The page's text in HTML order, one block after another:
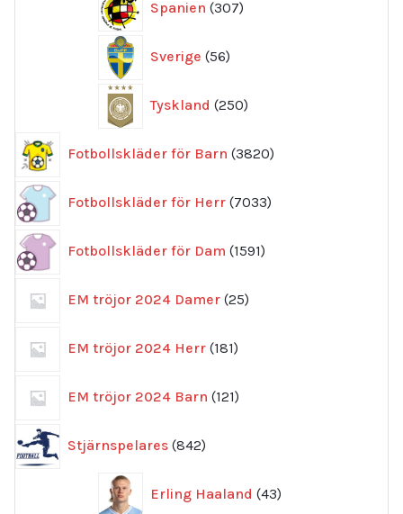
Spanien 307
produkter
Sverige 56
produkter
Tyskland 250
produkter
Fotbollskläder för Barn 3820
produkter
Fotbollskläder för Herr 7033
produkter
Fotbollskläder för Dam 1591
produkter
EM tröjor 2024 Damer 25
produkter
EM tröjor 2024 Herr 181
produkter
EM tröjor 2024 Barn 121
produkter
Stjärnspelares 842
produkter
Erling Haaland 43
produkter